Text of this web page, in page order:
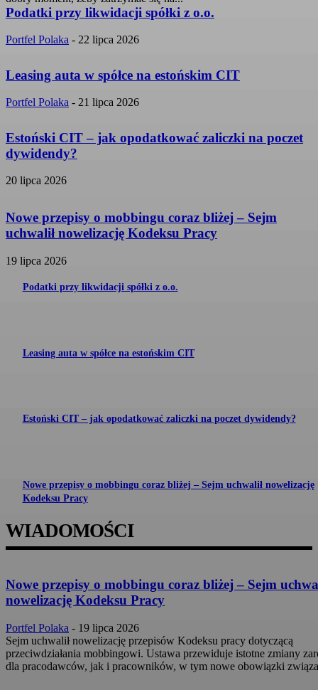
Podatki przy likwidacji spółki z o.o.
Portfel Polaka - 22 lipca 2026
Leasing auta w spółce na estońskim CIT
Portfel Polaka - 21 lipca 2026
Estoński CIT – jak opodatkować zaliczki na poczet
dywidendy?
20 lipca 2026
Nowe przepisy o mobbingu coraz bliżej – Sejm
uchwalił nowelizację Kodeksu Pracy
19 lipca 2026
Podatki przy likwidacji spółki z o.o.
Leasing auta w spółce na estońskim CIT
Estoński CIT – jak opodatkować zaliczki na poczet dywidendy?
Nowe przepisy o mobbingu coraz bliżej – Sejm uchwalił nowelizację
Kodeksu Pracy
WIADOMOŚCI
Nowe przepisy o mobbingu coraz bliżej – Sejm
nowelizację Kodeksu Pracy
Portfel Polaka - 19 lipca 2026
Sejm uchwalił nowelizację przepisów Kodeksu pracy dotyczącą
przeciwdziałania mobbingowi. Ustawa przewiduje istotne zmiany
dla pracodawców, jak i pracowników, w tym nowe obowiązki